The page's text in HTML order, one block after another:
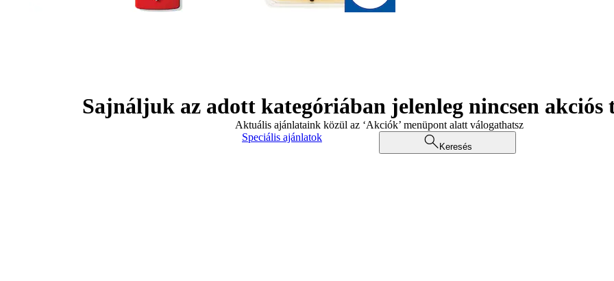
Sajnáljuk az adott kategóriában jelenleg nincsen akciós
Aktuális ajánlataink közül az ‘Akciók’ menüpont alatt válogathatsz
Speciális ajánlatok
Keresés